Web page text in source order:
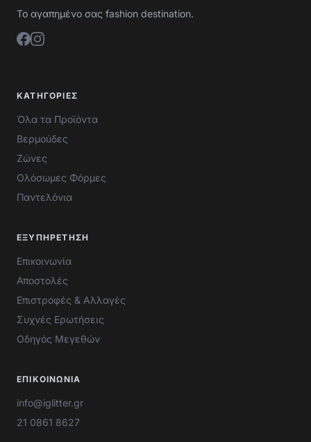
Το αγαπημένο σας fashion destination.
ΚΑΤΗΓΟΡΊΕΣ
Όλα τα Προϊόντα
Βερμούδες
Ζώνες
Ολόσωμες Φόρμες
Παντελόνια
ΕΞΥΠΗΡΈΤΗΣΗ
Επικοινωνία
Αποστολές
Επιστροφές & Αλλαγές
Συχνές Ερωτήσεις
Οδηγός Μεγεθών
ΕΠΙΚΟΙΝΩΝΊΑ
info@iglitter.gr
21 0861 8627